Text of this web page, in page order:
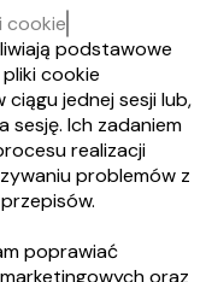
cookie
podstawowe
cookie
jednej sesji lub,
sesję. Ich zadaniem
realizacji
problemów z
poprawiać
oraz